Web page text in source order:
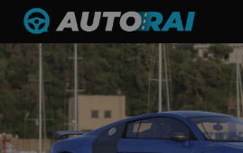
Autonieuws
Podcast
Autotests